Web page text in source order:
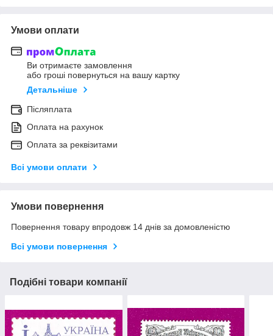
Умови оплати
Ви отримаєте замовлення
або гроші повернуться на вашу картку
Детальніше
Післяплата
Оплата на рахунок
Оплата за реквізитами
Всі умови оплати
Умови повернення
Повернення товару впродовж 14 днів за домовленістю
Всі умови повернення
Подібні товари компанії